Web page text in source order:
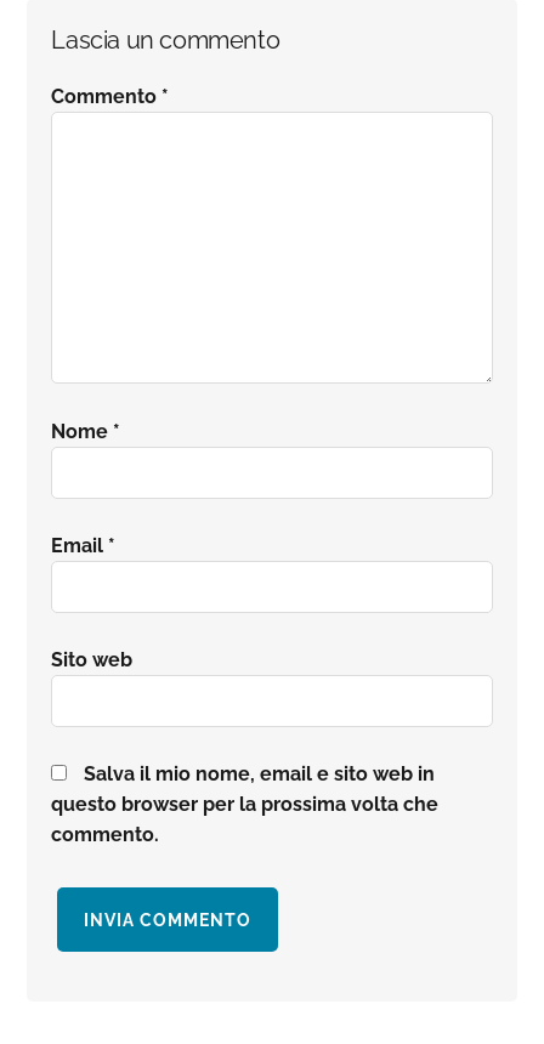
Interazioni
del
Lascia un commento
Commento *
Nome *
Email *
Sito web
Salva il mio nome, email e sito web in
questo browser per la prossima volta che
commento.